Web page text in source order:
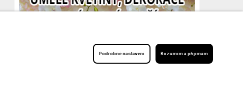
Podrobné nastavení Rozumím a přijímám